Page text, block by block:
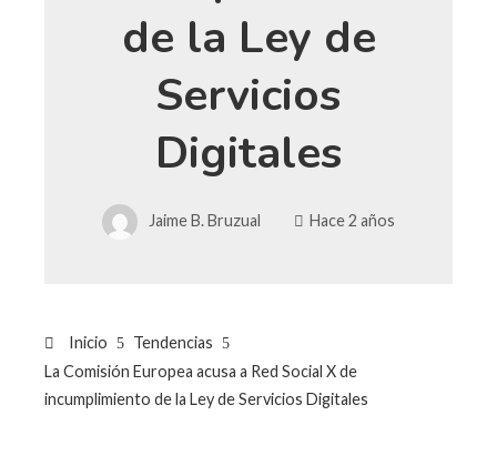
de la Ley de
Servicios
Digitales
Jaime B. Bruzual Hace 2 años
Inicio
Tendencias
La Comisión Europea acusa a Red Social X de
incumplimiento de la Ley de Servicios Digitales